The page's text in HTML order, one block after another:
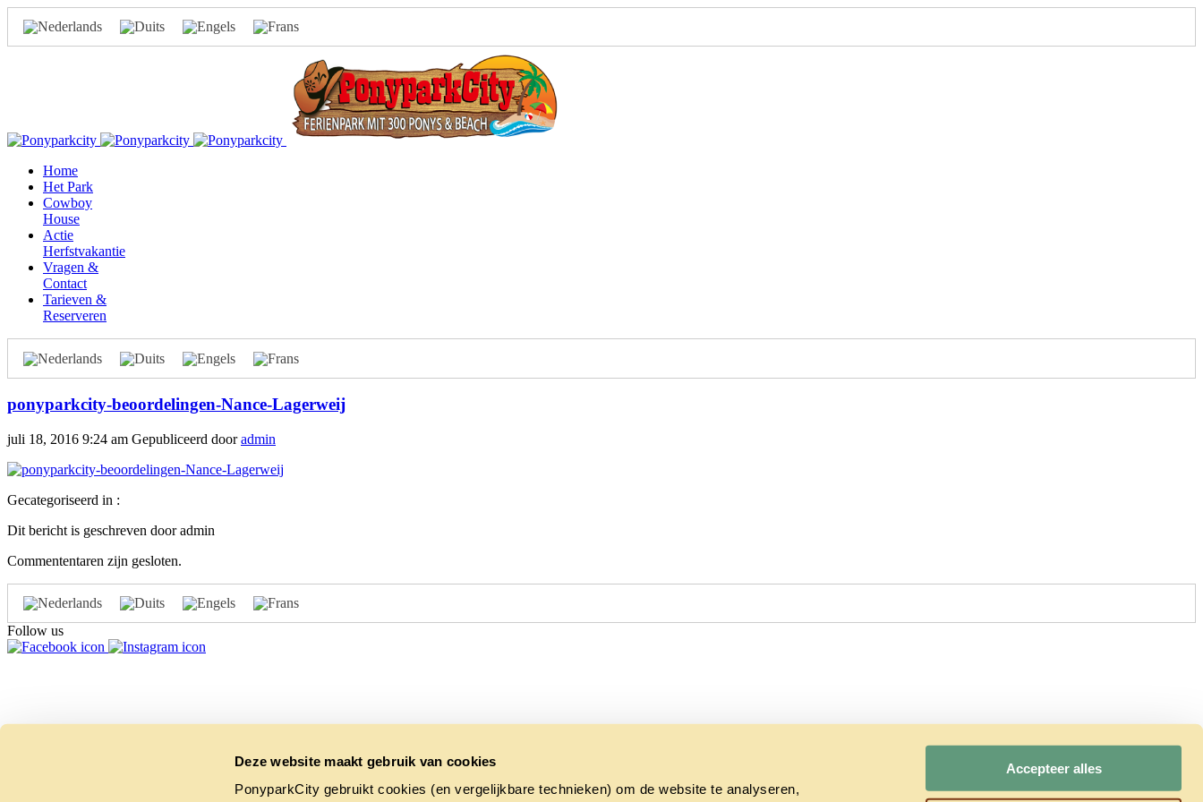
Deze website maakt gebruik van cookies
PonyparkCity gebruikt cookies (en vergelijkbare technieken) om de website te analyseren,
Accepteer alles
Home
Het Park
Cowboy
House
Actie
Herfstvakantie
Vragen &
Contact
Tarieven &
Reserveren
ponyparkcity-beoordelingen-Nance-Lagerweij
juli 18, 2016 9:24 am Gepubliceerd dooradmin
Gecategoriseerd in :
Dit bericht is geschreven door admin
Commententaren zijn gesloten.
Follow us